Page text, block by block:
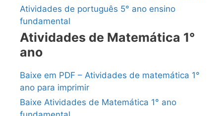
Atividades de português 5° ano ensino
fundamental
Atividades de Matemática 1°
ano
Baixe em PDF – Atividades de matemática 1°
ano para imprimir
Baixe Atividades de Matemática 1° ano